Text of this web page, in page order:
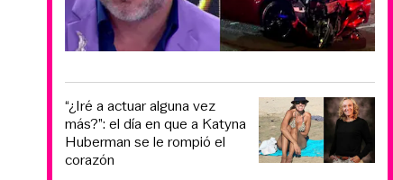
“¿Iré a actuar alguna vez
más?”: el día en que a Katyna
Huberman se le rompió el
corazón